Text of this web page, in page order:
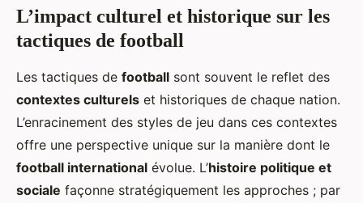
L’impact culturel et historique sur les
tactiques de football
Les tactiques de football sont souvent le reflet des
contextes culturels et historiques de chaque nation.
L’enracinement des styles de jeu dans ces contextes
offre une perspective unique sur la manière dont le
football international évolue. L’histoire politique et
sociale façonne stratégiquement les approches ; par